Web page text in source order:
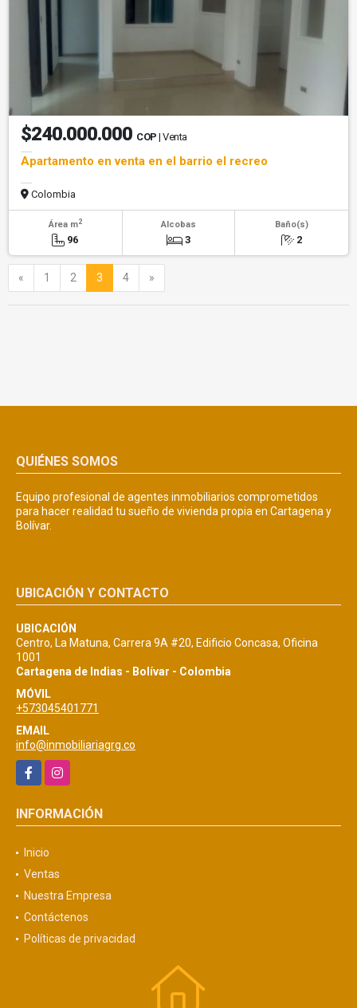
$240.000.000 COP | Venta
Apartamento en venta en el barrio el recreo
Colombia
Área m2
96
Alcobas
3
Baño(s)
2
« Anterior
1 2 3 4 »
QUIÉNES SOMOS
Equipo profesional de agentes inmobiliarios comprometidos
para hacer realidad tu sueño de vivienda propia en Cartagena y
Bolívar.
UBICACIÓN Y CONTACTO
UBICACIÓN
Centro, La Matuna, Carrera 9A #20, Edificio Concasa, Oficina
1001
Cartagena de Indias - Bolívar - Colombia
MÓVIL
+573045401771
EMAIL
info@inmobiliariagrg.co
FacebookInstagram
INFORMACIÓN
Inicio
Ventas
Nuestra Empresa
Contáctenos
Políticas de privacidad